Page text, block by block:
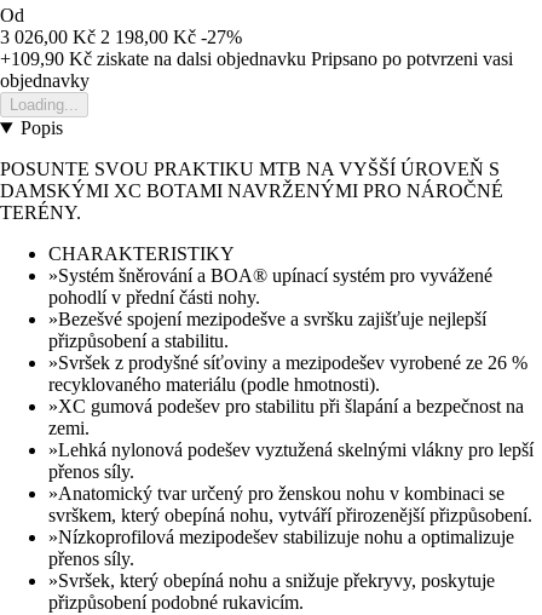
Od
3 026,00 Kč 2 198,00 Kč -27%
+109,90 Kč ziskate na dalsi objednavku Pripsano po potvrzeni vasi
objednavky
Loading...
Popis
POSUNTE SVOU PRAKTIKU MTB NA VYŠŠÍ ÚROVEŇ S
DAMSKÝMI XC BOTAMI NAVRŽENÝMI PRO NÁROČNÉ
TERÉNY.
CHARAKTERISTIKY
»Systém šněrování a BOA® upínací systém pro vyvážené
pohodlí v přední části nohy.
»Bezešvé spojení mezipodešve a svršku zajišťuje nejlepší
přizpůsobení a stabilitu.
»Svršek z prodyšné síťoviny a mezipodešev vyrobené ze 26 %
recyklovaného materiálu (podle hmotnosti).
»XC gumová podešev pro stabilitu při šlapání a bezpečnost na
zemi.
»Lehká nylonová podešev vyztužená skelnými vlákny pro lepší
přenos síly.
»Anatomický tvar určený pro ženskou nohu v kombinaci se
svrškem, který obepíná nohu, vytváří přirozenější přizpůsobení.
»Nízkoprofilová mezipodešev stabilizuje nohu a optimalizuje
přenos síly.
»Svršek, který obepíná nohu a snižuje překryvy, poskytuje
přizpůsobení podobné rukavicím.